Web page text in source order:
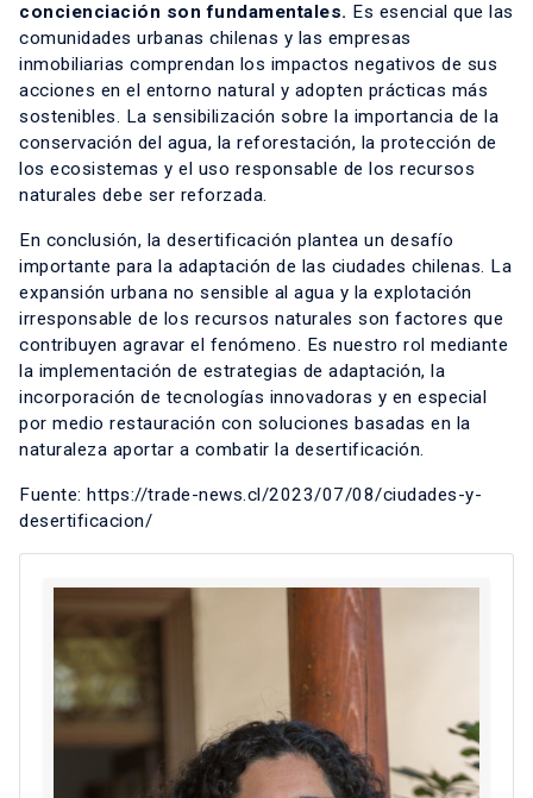
concienciación son fundamentales. Es esencial que las
comunidades urbanas chilenas y las empresas
inmobiliarias comprendan los impactos negativos de sus
acciones en el entorno natural y adopten prácticas más
sostenibles. La sensibilización sobre la importancia de la
conservación del agua, la reforestación, la protección de
los ecosistemas y el uso responsable de los recursos
naturales debe ser reforzada.
En conclusión, la desertificación plantea un desafío
importante para la adaptación de las ciudades chilenas. La
expansión urbana no sensible al agua y la explotación
irresponsable de los recursos naturales son factores que
contribuyen agravar el fenómeno. Es nuestro rol mediante
la implementación de estrategias de adaptación, la
incorporación de tecnologías innovadoras y en especial
por medio restauración con soluciones basadas en la
naturaleza aportar a combatir la desertificación.
Fuente: https://trade-news.cl/2023/07/08/ciudades-y-
desertificacion/